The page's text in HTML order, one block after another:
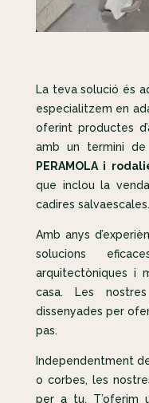
La teva solució és
especialitzem en
oferint productes
amb un termini de
PERAMOLA i
que inclou la
cadires salvaescales.
Amb anys
solucions
arquitectòniques i
casa. Les
dissenyades per
pas.
Independentment
o corbes, les
per a tu. T’oferim